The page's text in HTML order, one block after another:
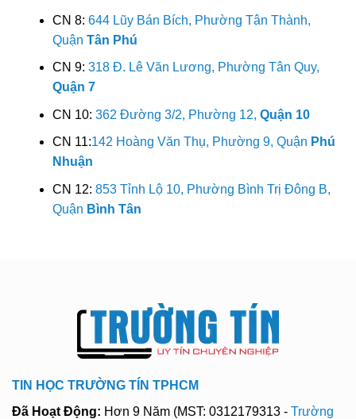
CN 8: 644 Lũy Bán Bích, Phường Tân Thành,
Quận Tân Phú
CN 9: 318 Đ. Lê Văn Lương, Phường Tân Quy,
Quận 7
CN 10: 362 Đường 3/2, Phường 12, Quận 10
CN 11:142 Hoàng Văn Thụ, Phường 9, Quận Phú
Nhuận
CN 12: 853 Tỉnh Lộ 10, Phường Bình Trị Đông B,
Quận Bình Tân
TIN HỌC TRƯỜNG TÍN TPHCM
Đã Hoạt Động: Hơn 9 Năm (MST: 0312179313 - Trường